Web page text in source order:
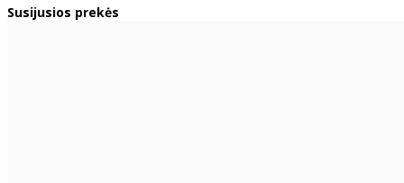
Susijusios prekės